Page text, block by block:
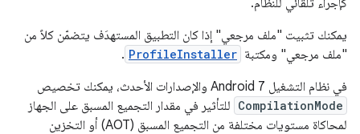
يمكنك تثبيت "ملف مرجعي" إذا كان التطبيق المستهدَف يتضمّن كلاً من
"ملف مرجعي" ومكتبة ProfileInstaller
.
في نظام التشغيل Android 7 والإصدارات الأحدث، يمكنك تخصيص
CompilationMode للتأثير في مقدار التجميع المسبق على الجهاز
لمحاكاة مستويات مختلفة من التجميع المسبق (AOT) أو التخزين